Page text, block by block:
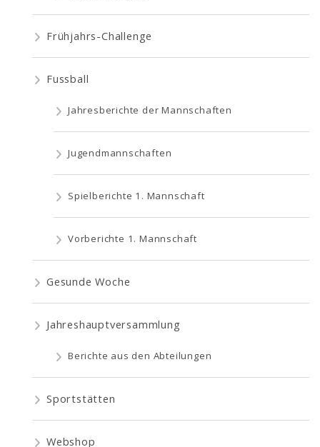
Frühjahrs-Challenge
Fussball
Jahresberichte der Mannschaften
Jugendmannschaften
Spielberichte 1. Mannschaft
Vorberichte 1. Mannschaft
Gesunde Woche
Jahreshauptversammlung
Berichte aus den Abteilungen
Sportstätten
Webshop